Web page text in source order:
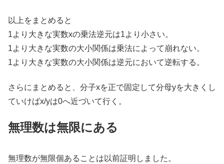
以上をまとめると
1より大きな実数xの乗法逆元は1より小さい。
1より大きな実数の大小関係は乗法によって崩れない。
1より大きな実数の大小関係は逆元において逆転する。
さらにまとめると、分子xを正で固定して分母yを大きくし
ていけばx/yは0へ近づいて行く。
無理数は無限にある
無理数が無限個あることは以前証明しました。